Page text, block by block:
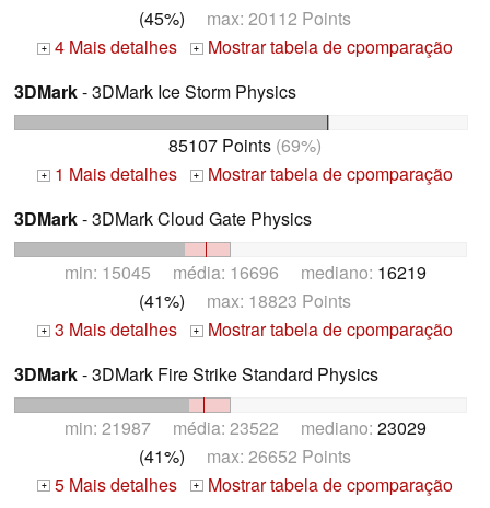
(45%) max: 20112 Points
+ 4 Mais detalhes + Mostrar tabela de cpomparação
3DMark- 3DMark Ice Storm Physics
85107 Points (69%)
+ 1 Mais detalhes + Mostrar tabela de cpomparação
3DMark- 3DMark Cloud Gate Physics
min: 15045 média: 16696 mediano: 16219
(41%) max: 18823 Points
+ 3 Mais detalhes + Mostrar tabela de cpomparação
3DMark- 3DMark Fire Strike Standard Physics
min: 21987 média: 23522 mediano: 23029
(41%) max: 26652 Points
+ 5 Mais detalhes + Mostrar tabela de cpomparação